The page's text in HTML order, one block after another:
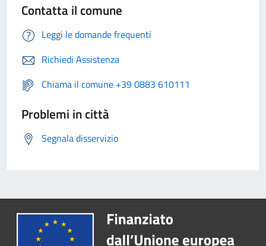
Contatta il comune
Leggi le domande frequenti
Richiedi Assistenza
Chiama il comune +39 0883 610111
Problemi in città
Segnala disservizio